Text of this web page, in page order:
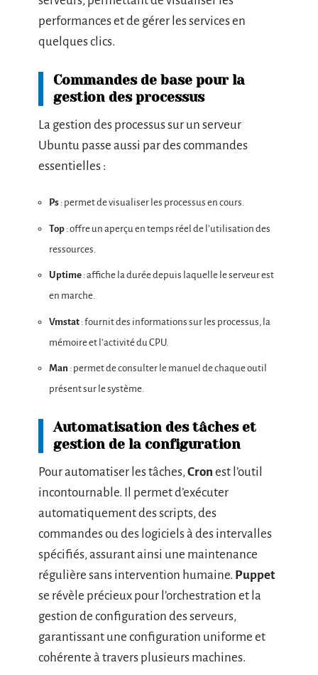
performances et de gérer les services en
quelques clics.
Commandes de base pour la
gestion des processus
La gestion des processus sur un serveur
Ubuntu passe aussi par des commandes
essentielles :
Ps : permet de visualiser les processus en cours.
Top : offre un aperçu en temps réel de l’utilisation des
ressources.
Uptime : affiche la durée depuis laquelle le serveur est
en marche.
Vmstat : fournit des informations sur les processus, la
mémoire et l’activité du CPU.
Man : permet de consulter le manuel de chaque outil
présent sur le système.
Automatisation des tâches et
gestion de la configuration
Pour automatiser les tâches,Cron est l’outil
incontournable. Il permet d’exécuter
automatiquement des scripts, des
commandes ou des logiciels à des intervalles
spécifiés, assurant ainsi une maintenance
régulière sans intervention humaine. Puppet
se révèle précieux pour l’orchestration et la
gestion de configuration des serveurs,
garantissant une configuration uniforme et
cohérente à travers plusieurs machines.